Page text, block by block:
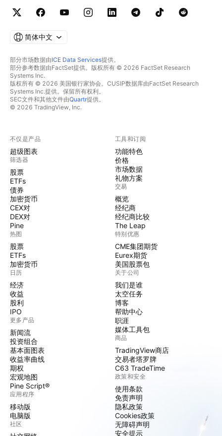
简体中文
部分市场数据由ICE Data Services提供。
部分参考数据由FactSet提供。版权所有 © 2026 FactSet Research
Systems Inc.
版权所有 © 2026 美国银行家协会。CUSIP数据库由FactSet Research
Systems Inc.提供。保留所有权利。
SEC文件和其他文件由Quartr提供。
© 2026 TradingView, Inc.
不仅是产品
超级图表
筛选器
股票
ETFs
债券
加密货币
CEX对
DEX对
Pine
热图
股票
ETFs
加密货币
日历
经济
收益
股利
IPO
更多产品
新闻流
投资组合
基本面图表
收益率曲线
期权
宏观地图
Pine Script®
应用程序
移动版
电脑版
社区
工具和订阅
功能特色
价格
市场数据
礼物方案
交易
概览
经纪商
经纪商比较
The Leap
特别优惠
CME集团期货
Eurex期货
美国股票包
关于公司
我们是谁
太空任务
博客
帮助中心
职涯
媒体工具包
商品
TradingView商店
交易者塔罗牌
C63 TradeTime
政策和安全
使用条款
免责声明
隐私政策
Cookies政策
无障碍声明
安全提示